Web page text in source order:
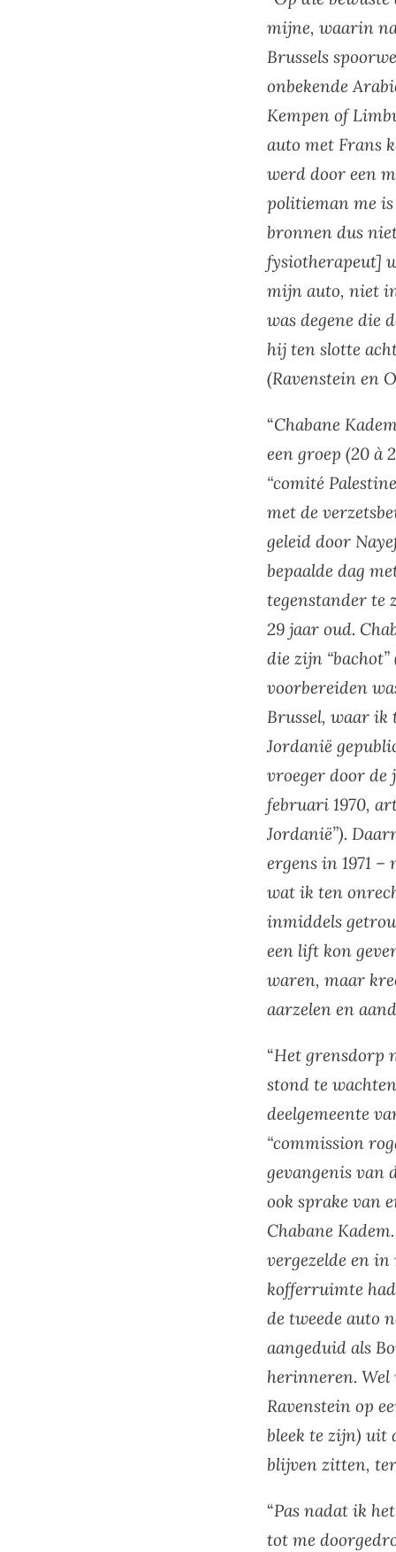
mijne, waarin
Brussels
onbekende
Kempen of
auto met Frans
werd door een
politieman me
bronnen dus
fysiotherapeut]
mijn auto, niet
was degene die
hij ten slotte
(Ravenstein en
“Chabane
een groep (20 à
“comité
met de
geleid door
bepaalde dag
tegenstander te
29 jaar oud.
die zijn
voorbereiden
Brussel, waar ik
Jordanië
vroeger door de
februari 1970,
Jordanië”).
ergens in 1971
wat ik ten
inmiddels
een lift kon
waren, maar
aarzelen en
“Het grensdorp
stond te
deelgemeente
“commission
gevangenis van
ook sprake van
Chabane
vergezelde en
kofferruimte
de tweede auto
aangeduid als
herinneren. Wel
Ravenstein op
bleek te zijn) uit
blijven zitten,
“Pas nadat ik
tot me